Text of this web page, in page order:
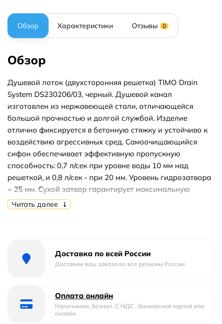
Обзор Характеристики Отзывы 0
Обзор
Душевой лоток (двухсторонняя решетка) TIMO Drain
System DS230206/03, черный. Душевой канал
изготовлен из нержавеющей стали, отличающейся
большой прочностью и долгой службой. Изделие
отлично фиксируется в бетонную стяжку и устойчиво к
воздействию агрессивных сред. Самоочищающийся
сифон обеспечивает эффективную пропускную
способность: 0,7 л/сек при уровне воды 10 мм над
решеткой, и 0,8 л/сек - при 20 мм. Уровень гидрозатвора
= 25 мм. Сухой затвор гарантирует максимальную
защиту от неприятных запахов. Особая конструкция
декоративные панели можно наклеить вашу плитку.
Сталь с матовой или глянцевой поверхностями
бренда TIMO.
Читать далее
Доставка по всей России
Доставим ваш заказа во все регионы России
Оплата онлайн
Наличными, безнал. С НДС , банковской картой или
онлайн